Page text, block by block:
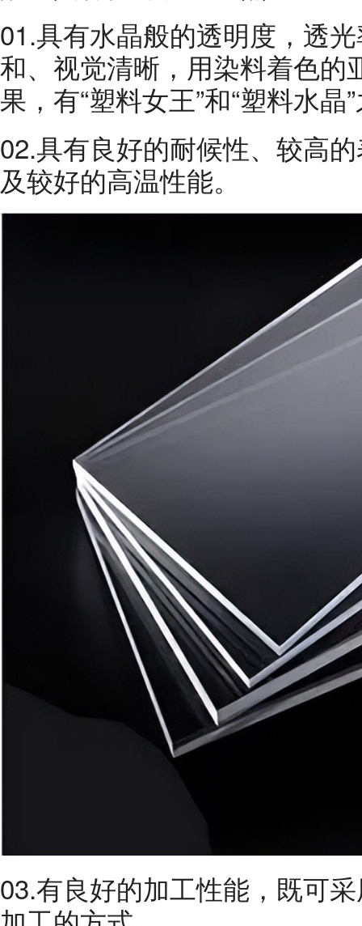
01.具有水晶般的透明度，透
和、视觉清晰，用染料着色的
果，有“塑料女王”和“塑料水晶
02.具有良好的耐候性、较高
及较好的高温性能。
03.有良好的加工性能，既可